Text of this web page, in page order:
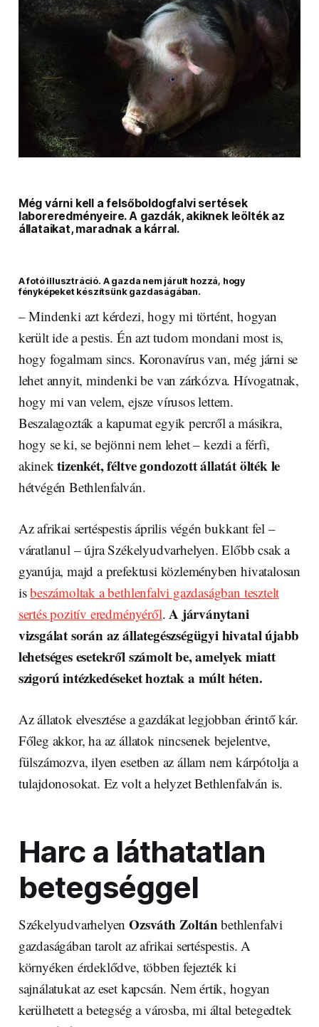
Még várni kell a felsőboldogfalvi sertések
laboreredményeire. A gazdák, akiknek leölték az
állataikat, maradnak a kárral.
A fotó illusztráció. A gazda nem járult hozzá, hogy
fényképeket készítsünk gazdaságában.
– Mindenki azt kérdezi, hogy mi történt, hogyan
került ide a pestis. Én azt tudom mondani most is,
hogy fogalmam sincs. Koronavírus van, még járni se
lehet annyit, mindenki be van zárkózva. Hívogatnak,
hogy mi van velem, ejsze vírusos lettem.
Beszalagozták a kapumat egyik percről a másikra,
hogy se ki, se bejönni nem lehet – kezdi a férfi,
akinektizenkét, féltve gondozott állatát ölték le
hétvégén Bethlenfalván.
Az afrikai sertéspestis április végén bukkant fel –
váratlanul – újra Székelyudvarhelyen. Előbb csak a
gyanúja, majd a prefektusi közleményben hivatalosan
isbeszámoltak a bethlenfalvi gazdaságban tesztelt
sertés pozitív eredményéről.A járványtani
vizsgálat során az állategészségügyi hivatal újabb
lehetséges esetekről számolt be, amelyek miatt
szigorú intézkedéseket hoztak a múlt héten.
Az állatok elvesztése a gazdákat legjobban érintő kár.
Főleg akkor, ha az állatok nincsenek bejelentve,
fülszámozva, ilyen esetben az állam nem kárpótolja a
tulajdonosokat. Ez volt a helyzet Bethlenfalván is.
Harc a láthatatlan
betegséggel
SzékelyudvarhelyenOzsváth Zoltánbethlenfalvi
gazdaságában tarolt az afrikai sertéspestis. A
környéken érdeklődve, többen fejezték ki
sajnálatukat az eset kapcsán. Nem értik, hogyan
kerülhetett a betegség a városba, mi által betegedtek